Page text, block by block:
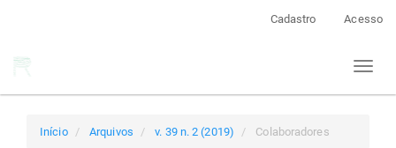
Cadastro Acesso
Toggle
Início Arquivos v. 39 n. 2 (2019) Colaboradores